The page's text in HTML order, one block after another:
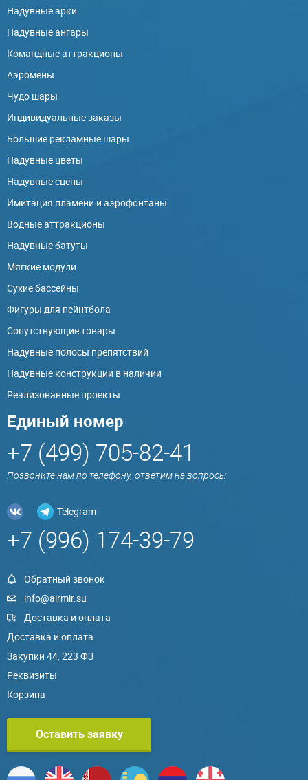
Надувные арки
Надувные ангары
Командные аттракционы
Аэромены
Чудо шары
Индивидуальные заказы
Большие рекламные шары
Надувные цветы
Надувные сцены
Имитация пламени и аэрофонтаны
Водные аттракционы
Надувные батуты
Мягкие модули
Сухие бассейны
Фигуры для пейнтбола
Сопутствующие товары
Надувные полосы препятствий
Надувные конструкции в наличии
Реализованные проекты
Единый номер
+7 (499) 705-82-41
Позвоните нам по телефону, ответим на вопросы
Telegram
+7 (996) 174-39-79
Обратный звонок
info@airmir.su
Доставка и оплата
Доставка и оплата
Закупки 44, 223 ФЗ
Реквизиты
Корзина
Оставить заявку